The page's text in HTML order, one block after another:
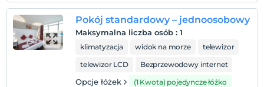
Niemowlęta do wieku do 2 są bezpłatne.
1 dzieci w wieku poniżej 6 jest/jest bezpłatne za pokój
Pokój standardowy – jednoosobowy
Maksymalna liczba osób : 1
klimatyzacja widok na morze
telewizor
telewizor LCD
Bezprzewodowy internet
Opcje łóżek
(1 Kwota) pojedyncze łóżko